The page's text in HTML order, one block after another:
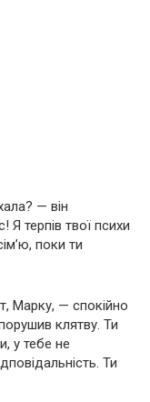
— він
терпів твої психи
поки ти
Марку, — спокійно
клятву. Ти
у тебе не
Ти